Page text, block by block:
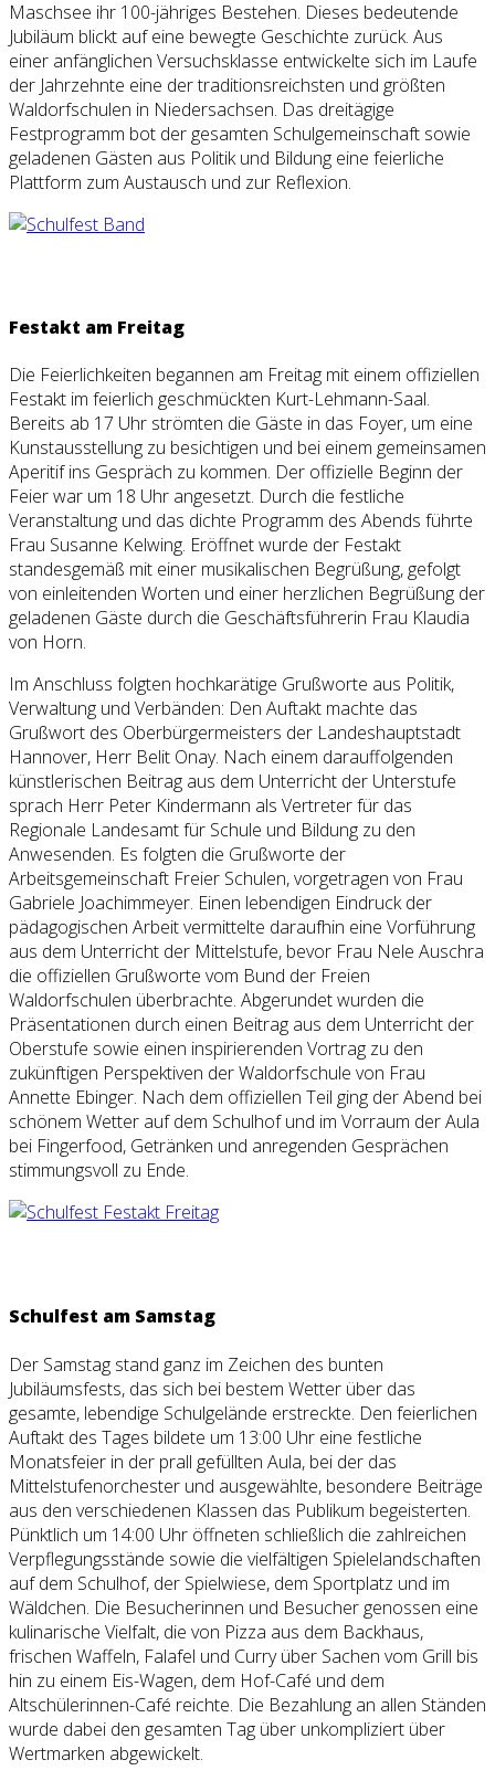
Maschsee ihr 100-jähriges Bestehen. Dieses bedeutende
Jubiläum blickt auf eine bewegte Geschichte zurück. Aus
einer anfänglichen Versuchsklasse entwickelte sich im Laufe
der Jahrzehnte eine der traditionsreichsten und größten
Waldorfschulen in Niedersachsen. Das dreitägige
Festprogramm bot der gesamten Schulgemeinschaft sowie
geladenen Gästen aus Politik und Bildung eine feierliche
Plattform zum Austausch und zur Reflexion.
Festakt am Freitag
Die Feierlichkeiten begannen am Freitag mit einem offiziellen
Festakt im feierlich geschmückten Kurt-Lehmann-Saal.
Bereits ab 17 Uhr strömten die Gäste in das Foyer, um eine
Kunstausstellung zu besichtigen und bei einem gemeinsamen
Aperitif ins Gespräch zu kommen. Der offizielle Beginn der
Feier war um 18 Uhr angesetzt. Durch die festliche
Veranstaltung und das dichte Programm des Abends führte
Frau Susanne Kelwing. Eröffnet wurde der Festakt
standesgemäß mit einer musikalischen Begrüßung, gefolgt
von einleitenden Worten und einer herzlichen Begrüßung der
geladenen Gäste durch die Geschäftsführerin Frau Klaudia
von Horn.
Im Anschluss folgten hochkarätige Grußworte aus Politik,
Verwaltung und Verbänden: Den Auftakt machte das
Grußwort des Oberbürgermeisters der Landeshauptstadt
Hannover, Herr Belit Onay. Nach einem darauffolgenden
künstlerischen Beitrag aus dem Unterricht der Unterstufe
sprach Herr Peter Kindermann als Vertreter für das
Regionale Landesamt für Schule und Bildung zu den
Anwesenden. Es folgten die Grußworte der
Arbeitsgemeinschaft Freier Schulen, vorgetragen von Frau
Gabriele Joachimmeyer. Einen lebendigen Eindruck der
pädagogischen Arbeit vermittelte daraufhin eine Vorführung
aus dem Unterricht der Mittelstufe, bevor Frau Nele Auschra
die offiziellen Grußworte vom Bund der Freien
Waldorfschulen überbrachte. Abgerundet wurden die
Präsentationen durch einen Beitrag aus dem Unterricht der
Oberstufe sowie einen inspirierenden Vortrag zu den
zukünftigen Perspektiven der Waldorfschule von Frau
Annette Ebinger. Nach dem offiziellen Teil ging der Abend bei
schönem Wetter auf dem Schulhof und im Vorraum der Aula
bei Fingerfood, Getränken und anregenden Gesprächen
stimmungsvoll zu Ende.
Schulfest am Samstag
Der Samstag stand ganz im Zeichen des bunten
Jubiläumsfests, das sich bei bestem Wetter über das
gesamte, lebendige Schulgelände erstreckte. Den feierlichen
Auftakt des Tages bildete um 13:00 Uhr eine festliche
Monatsfeier in der prall gefüllten Aula, bei der das
Mittelstufenorchester und ausgewählte, besondere Beiträge
aus den verschiedenen Klassen das Publikum begeisterten.
Pünktlich um 14:00 Uhr öffneten schließlich die zahlreichen
Verpflegungsstände sowie die vielfältigen Spielelandschaften
auf dem Schulhof, der Spielwiese, dem Sportplatz und im
Wäldchen. Die Besucherinnen und Besucher genossen eine
kulinarische Vielfalt, die von Pizza aus dem Backhaus,
frischen Waffeln, Falafel und Curry über Sachen vom Grill bis
hin zu einem Eis-Wagen, dem Hof-Café und dem
Altschülerinnen-Café reichte. Die Bezahlung an allen Ständen
wurde dabei den gesamten Tag über unkompliziert über
Wertmarken abgewickelt.